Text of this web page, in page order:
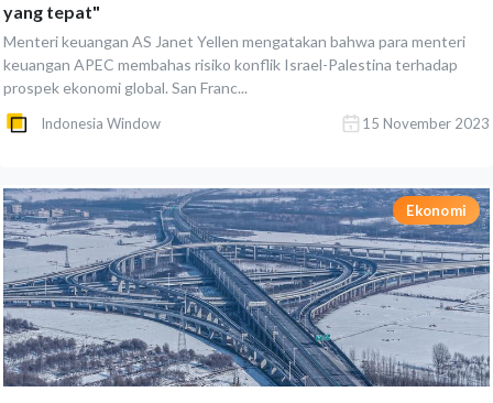
yang tepat"
Menteri keuangan AS Janet Yellen mengatakan bahwa para menteri
keuangan APEC membahas risiko konflik Israel-Palestina terhadap
prospek ekonomi global. San Franc...
Indonesia Window 15 November 2023
Ekonomi